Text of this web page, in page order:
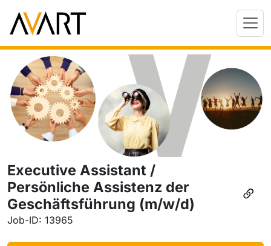
Executive Assistant /
Persönliche Assistenz der
Geschäftsführung (m/w/d)
Job-ID: 13965